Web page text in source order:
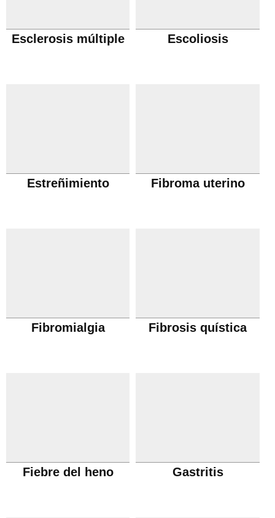
Esclerosis múltiple Escoliosis
Estreñimiento Fibroma uterino
Fibromialgia Fibrosis quística
Fiebre del heno Gastritis